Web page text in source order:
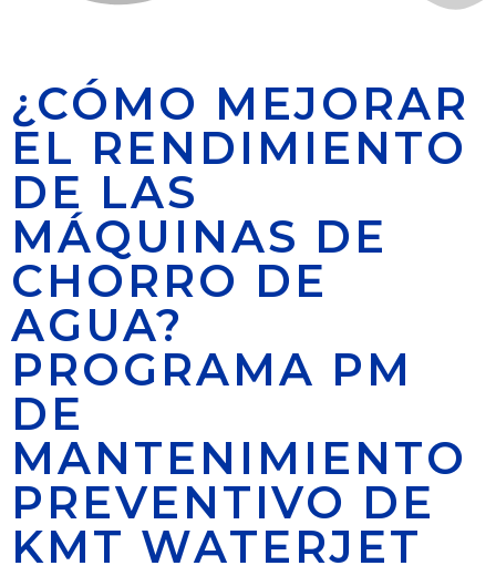
¿CÓMO MEJORAR
EL RENDIMIENTO
DE LAS
MÁQUINAS DE
CHORRO DE
AGUA?
PROGRAMA PM
DE
MANTENIMIENTO
PREVENTIVO DE
KMT WATERJET